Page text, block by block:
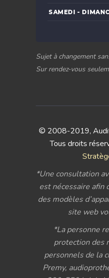
SAMEDI -
Sujet à changement
Sur rendez-vous
© 2008-2019,
Tous droits
*Une consultation
est nécessaire afin
des modèles
site web
*La personne
protection des
personnels de la
Premy,